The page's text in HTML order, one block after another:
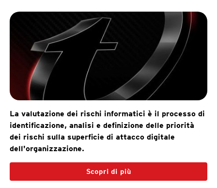
La valutazione dei rischi informatici è il processo di
identificazione, analisi e definizione delle priorità
dei rischi sulla superficie di attacco digitale
dell'organizzazione.
Scopri di più